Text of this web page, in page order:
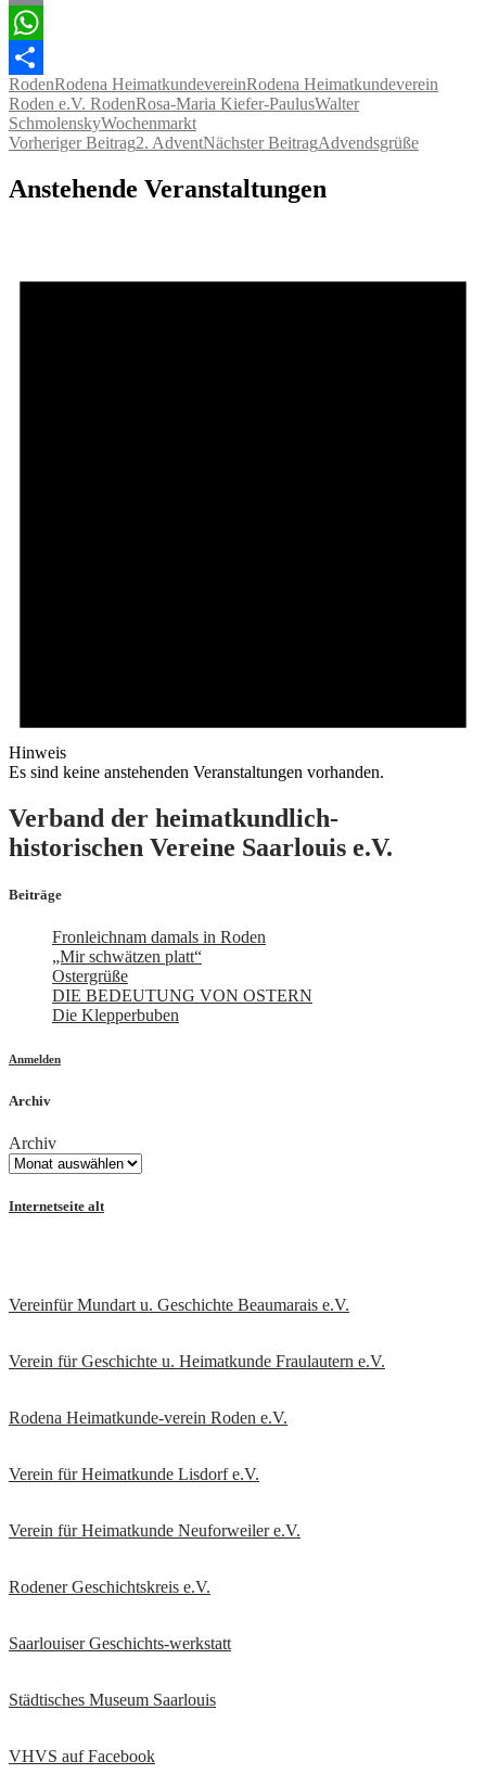
Email
WhatsApp
Teilen
RodenRodena HeimatkundevereinRodena Heimatkundeverein
Roden e.V. RodenRosa-Maria Kiefer-PaulusWalter
SchmolenskyWochenmarkt
Beitragsnavigation
Vorheriger Beitrag2. AdventNächster BeitragAdvendsgrüße
Anstehende Veranstaltungen
Hinweis
Es sind keine anstehenden Veranstaltungen vorhanden.
Verband der heimatkundlich-
historischen Vereine Saarlouis e.V.
Beiträge
Fronleichnam damals in Roden
„Mir schwätzen platt“
Ostergrüße
DIE BEDEUTUNG VON OSTERN
Die Klepperbuben
Anmelden
Archiv
Archiv
Internetseite alt
Vereinfür Mundart u. Geschichte Beaumarais e.V.
Verein für Geschichte u. Heimatkunde Fraulautern e.V.
Rodena Heimatkunde-verein Roden e.V.
Verein für Heimatkunde Lisdorf e.V.
Verein für Heimatkunde Neuforweiler e.V.
Rodener Geschichtskreis e.V.
Saarlouiser Geschichts-werkstatt
Städtisches Museum Saarlouis
VHVS auf Facebook